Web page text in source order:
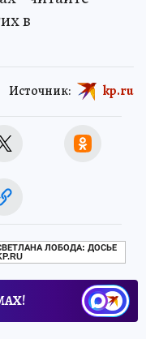
в
Источник: kp.ru
ЛОБОДА: ДОСЬЕ